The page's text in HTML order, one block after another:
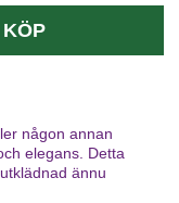
KÖP
någon annan
elegans. Detta
ännu